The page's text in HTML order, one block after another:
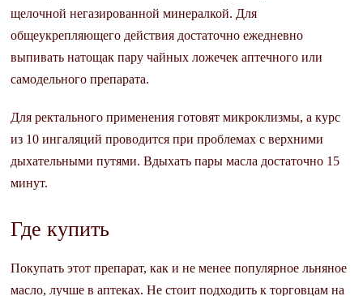
щелочной негазированной минералкой. Для
общеукрепляющего действия достаточно ежедневно
выпивать натощак пару чайных ложечек аптечного или
самодельного препарата.
Для ректального применения готовят микроклизмы, а курс
из 10 ингаляций проводится при проблемах с верхними
дыхательными путями. Вдыхать пары масла достаточно 15
минут.
Где купить
Покупать этот препарат, как и не менее популярное льняное
масло, лучше в аптеках. Не стоит подходить к торговцам на